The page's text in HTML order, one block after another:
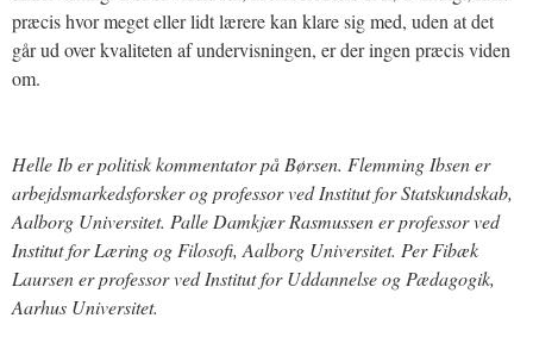
præcis hvor meget eller lidt lærere kan klare sig med, uden at det
går ud over kvaliteten af undervisningen, er der ingen præcis viden
om.
Helle Ib er politisk kommentator på Børsen. Flemming Ibsen er
arbejdsmarkedsforsker og professor ved Institut for Statskundskab,
Aalborg Universitet. Palle Damkjær Rasmussen er professor ved
Institut for Læring og Filosofi, Aalborg Universitet. Per Fibæk
Laursen er professor ved Institut for Uddannelse og Pædagogik,
Aarhus Universitet.